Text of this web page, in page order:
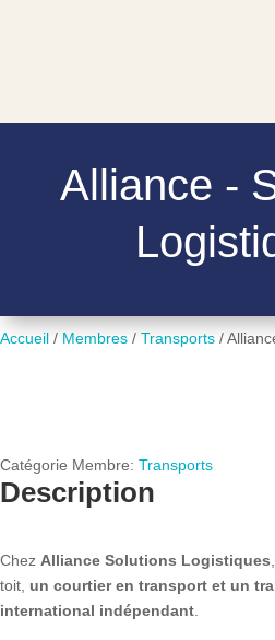
Alliance -
Accueil / Membres / Transports /
Catégorie Membre: Transports
Description
Chez Alliance Solutions Logistiques
toit, un courtier en transport et un
international indépendant